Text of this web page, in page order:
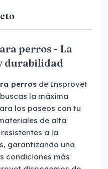
perros - La
durabilidad
perros de Insprovet
la máxima
los paseos con tu
de alta
a la
garantizando una
condiciones más